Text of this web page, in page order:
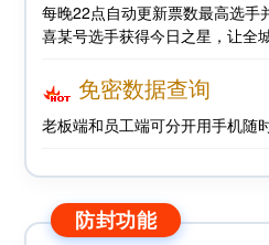
每晚22点自动更新票数最高选手
喜某号选手获得今日之星，让全
免密数据查询
老板端和员工端可分开用手机随
防封功能